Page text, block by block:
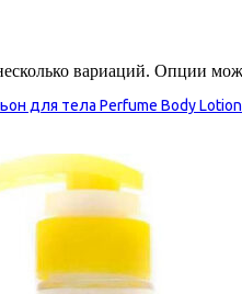
вариаций. Опции
для тела Perfume Body Lotion